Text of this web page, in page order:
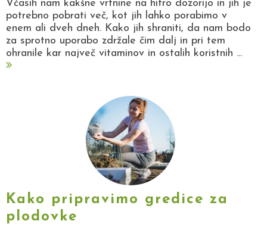
Včasih nam kakšne vrtnine na hitro dozorijo in jih je
potrebno pobrati več, kot jih lahko porabimo v
enem ali dveh dneh. Kako jih shraniti, da nam bodo
za sprotno uporabo zdržale čim dalj in pri tem
ohranile kar največ vitaminov in ostalih koristnih ...
Kako pripravimo gredice za
plodovke